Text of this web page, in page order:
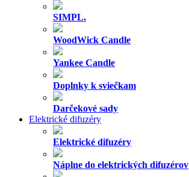
SIMPL.
WoodWick Candle
Yankee Candle
Doplnky k sviečkam
Darčekové sady
Elektrické difuzéry
Elektrické difuzéry
Náplne do elektrických difuzérov